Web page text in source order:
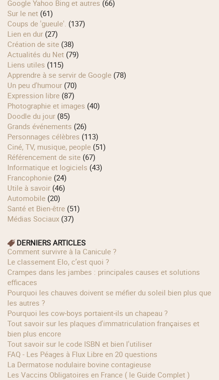
Google Yahoo Bing et autres (66)
Sur le net (61)
Coups de 'gueule'. (137)
Lien en dur (27)
Création de site (38)
Actualités du Net (79)
Liens utiles (115)
Apprendre à se servir de Google (78)
Un peu d'humour (70)
Expression libre (87)
Photographie et images (40)
Doodle du jour (85)
Grands événements (26)
Personnages célèbres (113)
Ciné, TV, musique, people (51)
Référencement de site (67)
Informatique et logiciels (43)
Francophonie (24)
Utile à savoir (46)
Automobile (20)
Santé et Bien-être (51)
Médias Sociaux (37)
DERNIERS ARTICLES
Comment survivre à la Canicule ?
Le classement Elo, c’est quoi ?
Crampes dans les jambes : principales causes et solutions
efficaces
Pourquoi les chauves doivent se méfier du soleil bien plus que
les autres ?
Pourquoi les cow‑boys portaient‑ils un chapeau ?
Tout savoir sur les plaques d'immatriculation françaises et
bien plus encore
Tout savoir sur le code ISBN et bien l'utiliser
FAQ - Les Péages à Flux Libre en 20 questions
La Dermatose nodulaire bovine contagieuse
Les Vaccins Obligatoires en France ( le Guide Complet )